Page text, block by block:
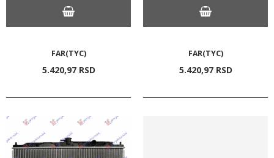
FAR(TYC)
5.420,97 RSD
FAR(TYC)
5.420,97 RSD